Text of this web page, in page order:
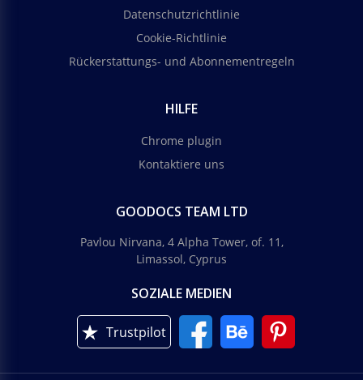
persönliche oder geschäftliche Zwecke genutzt
Datenschutzrichtlinie
Cookie-Richtlinie
Rückerstattungs- und Abonnementregeln
HILFE
Chrome plugin
Kontaktiere uns
GOODOCS TEAM LTD
Pavlou Nirvana, 4 Alpha Tower, of. 11,
Limassol, Cyprus
SOZIALE MEDIEN
Trustpilot